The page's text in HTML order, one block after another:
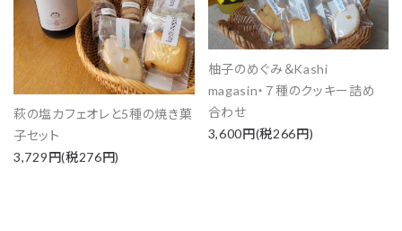
萩の塩カフェオレと5種の焼き菓
子セット
3,729円(税276円)
柚子のめぐみ＆Kashi
magasin・７種のクッキー詰め
合わせ
3,600円(税266円)